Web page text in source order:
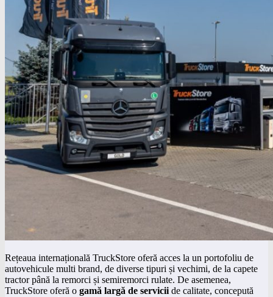
Rețeaua internațională TruckStore oferă acces la un portofoliu de
autovehicule multi brand, de diverse tipuri și vechimi, de la capete
tractor până la remorci și semiremorci rulate. De asemenea,
TruckStore oferă o gamă largă de servicii de calitate, concepută